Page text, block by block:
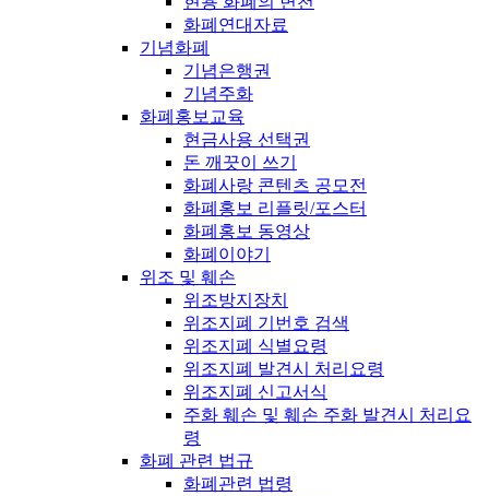
화폐연대자료
기념화폐
기념은행권
기념주화
화폐홍보교육
현금사용 선택권
돈 깨끗이 쓰기
화폐사랑 콘텐츠 공모전
화폐홍보 리플릿/포스터
화폐홍보 동영상
화폐이야기
위조 및 훼손
위조방지장치
위조지폐 기번호 검색
위조지폐 식별요령
위조지폐 발견시 처리요령
위조지폐 신고서식
주화 훼손 및 훼손 주화 발견시 처리요
령
화폐 관련 법규
화폐관련 법령